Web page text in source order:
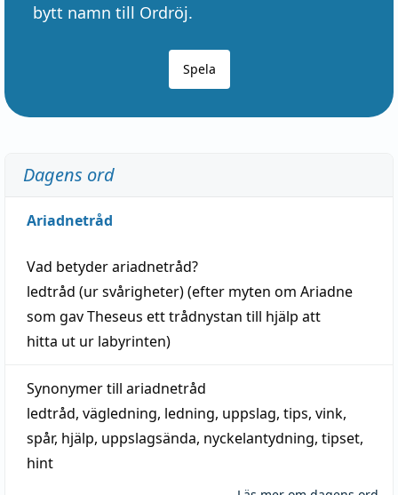
bytt namn till Ordröj.
Spela
Dagens ord
Ariadnetråd
Vad betyderariadnetråd?
ledtråd (ur svårigheter) (efter myten om Ariadne
som gav Theseus ett trådnystan till hjälp att
hitta ut ur labyrinten)
Synonymer till ariadnetråd
ledtråd, vägledning, ledning, uppslag, tips, vink,
spår, hjälp, uppslagsända, nyckelantydning, tipset,
hint